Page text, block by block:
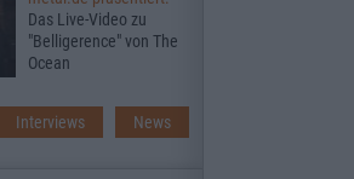
Das Live-Video zu
"Belligerence" von The
Ocean
Interviews News